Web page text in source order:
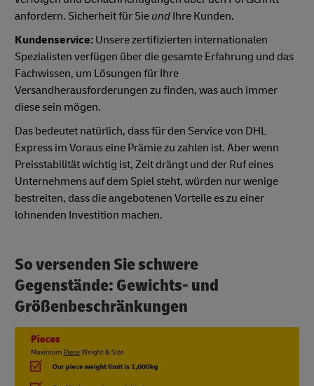
anfordern. Sicherheit für Sie und Ihre Kunden.
Kundenservice: Unsere zertifizierten internationalen
Spezialisten verfügen über die gesamte Erfahrung und das
Fachwissen, um Lösungen für Ihre
Versandherausforderungen zu finden, was auch immer
diese sein mögen.
Das bedeutet natürlich, dass für den Service von DHL
Express im Voraus eine Prämie zu zahlen ist. Aber wenn
Preisstabilität wichtig ist, Zeit drängt und der Ruf eines
Unternehmens auf dem Spiel steht, würden nur wenige
bestreiten, dass die angebotenen Vorteile es zu einer
lohnenden Investition machen.
So versenden Sie schwere
Gegenstände: Gewichts- und
Größenbeschränkungen